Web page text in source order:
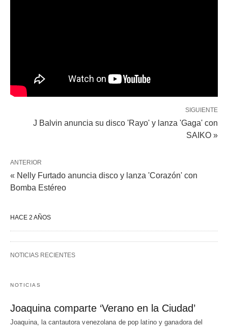
SIGUIENTE
J Balvin anuncia su disco 'Rayo' y lanza 'Gaga' con
SAIKO »
ANTERIOR
« Nelly Furtado anuncia disco y lanza 'Corazón' con
Bomba Estéreo
HACE 2 AÑOS
NOTICIAS RECIENTES
NOTICIAS
Joaquina comparte ‘Verano en la Ciudad’
Joaquina, la cantautora venezolana de pop latino y ganadora del